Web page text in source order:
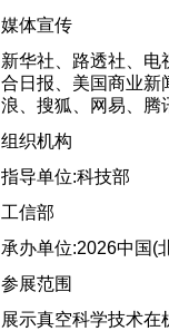
媒体宣传
新华社、路透社、电
合日报、美国商业新
浪、搜狐、网易、腾
组织机构
指导单位:科技部
工信部
承办单位:2026中国(
参展范围
展示真空科学技术